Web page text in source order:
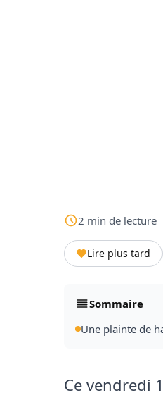
2 min de lecture
Lire plus tard
Sommaire
Une plainte de
Ce vendredi